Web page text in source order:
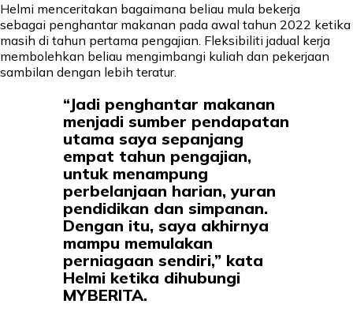
Helmi menceritakan bagaimana beliau mula bekerja
sebagai penghantar makanan pada awal tahun 2022 ketika
masih di tahun pertama pengajian. Fleksibiliti jadual kerja
membolehkan beliau mengimbangi kuliah dan pekerjaan
sambilan dengan lebih teratur.
“Jadi penghantar makanan
menjadi sumber pendapatan
utama saya sepanjang
empat tahun pengajian,
untuk menampung
perbelanjaan harian, yuran
pendidikan dan simpanan.
Dengan itu, saya akhirnya
mampu memulakan
perniagaan sendiri,” kata
Helmi ketika dihubungi
MYBERITA.